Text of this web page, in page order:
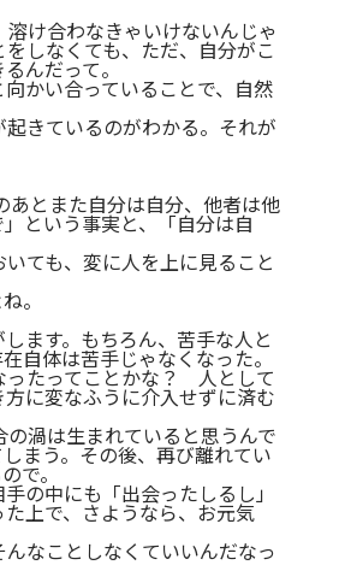
け合わなきゃいけないんじゃ
しなくても、ただ、自分がこ
んだって。
かい合っていることで、自然
きているのがわかる。それが
あとまた自分は自分、他者は他
という事実と、「自分は自
ても、変に人を上に見ること
。
ます。もちろん、苦手な人と
自体は苦手じゃなくなった。
ったってことかな？ 人として
に変なふうに介入せずに済む
渦は生まれていると思うんで
まう。その後、再び離れてい
で。
の中にも「出会ったしるし」
上で、さようなら、お元気
なことしなくていいんだなっ